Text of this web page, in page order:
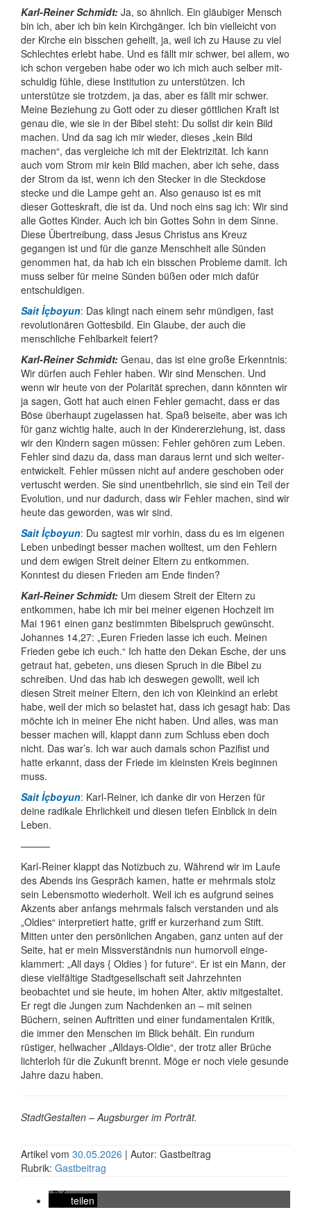
Karl-Reiner Schmidt: Ja, so ähnlich. Ein gläubiger Mensch
bin ich, aber ich bin kein Kirchgänger. Ich bin vielleicht von
der Kirche ein bisschen geheilt, ja, weil ich zu Hause zu viel
Schlechtes erlebt habe. Und es fällt mir schwer, bei allem, wo
ich schon vergeben habe oder wo ich mich auch selber mit­
schuldig fühle, diese Insti­tution zu unter­stützen. Ich
unterstütze sie trotzdem, ja das, aber es fällt mir schwer.
Meine Beziehung zu Gott oder zu dieser göttlichen Kraft ist
genau die, wie sie in der Bibel steht: Du sollst dir kein Bild
machen. Und da sag ich mir wieder, dieses „kein Bild
machen“, das vergleiche ich mit der Elektri­zität. Ich kann
auch vom Strom mir kein Bild machen, aber ich sehe, dass
der Strom da ist, wenn ich den Stecker in die Steckdose
stecke und die Lampe geht an. Also genauso ist es mit
dieser Gotteskraft, die ist da. Und noch eins sag ich: Wir sind
alle Gottes Kinder. Auch ich bin Gottes Sohn in dem Sinne.
Diese Über­treibung, dass Jesus Christus ans Kreuz
gegangen ist und für die ganze Mensch­heit alle Sünden
genommen hat, da hab ich ein bisschen Probleme damit. Ich
muss selber für meine Sünden büßen oder mich dafür
entschuldigen.
Sait İçboyun: Das klingt nach einem sehr mündigen, fast
revolutio­nären Gottesbild. Ein Glaube, der auch die
menschliche Fehlbarkeit feiert?
Karl-Reiner Schmidt: Genau, das ist eine große Erkenntnis:
Wir dürfen auch Fehler haben. Wir sind Menschen. Und
wenn wir heute von der Polarität sprechen, dann könnten wir
ja sagen, Gott hat auch einen Fehler gemacht, dass er das
Böse überhaupt zugelassen hat. Spaß beiseite, aber was ich
für ganz wichtig halte, auch in der Kinder­erziehung, ist, dass
wir den Kindern sagen müssen: Fehler gehören zum Leben.
Fehler sind dazu da, dass man daraus lernt und sich weiter­
entwickelt. Fehler müssen nicht auf andere geschoben oder
vertuscht werden. Sie sind unent­behrlich, sie sind ein Teil der
Evolution, und nur dadurch, dass wir Fehler machen, sind wir
heute das geworden, was wir sind.
Sait İçboyun: Du sagtest mir vorhin, dass du es im eigenen
Leben unbedingt besser machen wolltest, um den Fehlern
und dem ewigen Streit deiner Eltern zu entkommen.
Konntest du diesen Frieden am Ende finden?
Karl-Reiner Schmidt: Um diesem Streit der Eltern zu
entkommen, habe ich mir bei meiner eigenen Hochzeit im
Mai 1961 einen ganz bestimmten Bibelspruch gewünscht.
Johannes 14,27: „Euren Frieden lasse ich euch. Meinen
Frieden gebe ich euch.“ Ich hatte den Dekan Esche, der uns
getraut hat, gebeten, uns diesen Spruch in die Bibel zu
schreiben. Und das hab ich deswegen gewollt, weil ich
diesen Streit meiner Eltern, den ich von Kleinkind an erlebt
habe, weil der mich so belastet hat, dass ich gesagt hab: Das
möchte ich in meiner Ehe nicht haben. Und alles, was man
besser machen will, klappt dann zum Schluss eben doch
nicht. Das war’s. Ich war auch damals schon Pazifist und
hatte erkannt, dass der Friede im kleinsten Kreis beginnen
muss.
Sait İçboyun: Karl-Reiner, ich danke dir von Herzen für
deine radikale Ehrlich­keit und diesen tiefen Einblick in dein
Leben.
———
Karl-Reiner klappt das Notizbuch zu. Während wir im Laufe
des Abends ins Gespräch kamen, hatte er mehrmals stolz
sein Lebens­motto wiederholt. Weil ich es aufgrund seines
Akzents aber anfangs mehrmals falsch verstanden und als
„Oldies“ interpretiert hatte, griff er kurzerhand zum Stift.
Mitten unter den persön­lichen Angaben, ganz unten auf der
Seite, hat er mein Miss­ver­ständnis nun humorvoll einge­
klammert: „All days { Oldies } for future“. Er ist ein Mann, der
diese vielfältige Stadt­gesellschaft seit Jahr­zehnten
beobachtet und sie heute, im hohen Alter, aktiv mit­gestaltet.
Er regt die Jungen zum Nachdenken an – mit seinen
Büchern, seinen Auftritten und einer funda­mentalen Kritik,
die immer den Menschen im Blick behält. Ein rundum
rüstiger, hellwacher „Alldays-Oldie“, der trotz aller Brüche
lichterloh für die Zukunft brennt. Möge er noch viele gesunde
Jahre dazu haben.
StadtGestalten – Augsburger im Porträt.
Artikel vom 30.05.2026 | Autor: Gastbeitrag
Rubrik: Gastbeitrag
teilen